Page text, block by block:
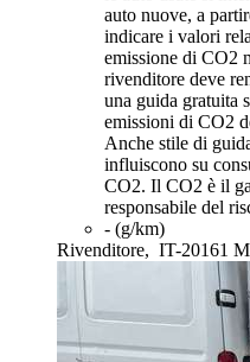
auto nuove, a
indicare i valori
emissione di CO2
rivenditore deve
una guida gratuita
emissioni di CO2
Anche stile di
influiscono su
CO2. Il CO2 è il
responsabile del
- (g/km)
Rivenditore, IT-20161